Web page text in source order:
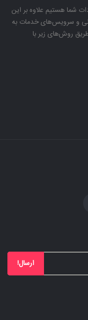
شما هستیم علاوه بر این
و سرویس‌های خدمات به
روش‌های زیر با
ارسال!